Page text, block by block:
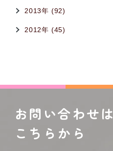
2013年 (92)
2012年 (45)
お問い合わせは
こちらから